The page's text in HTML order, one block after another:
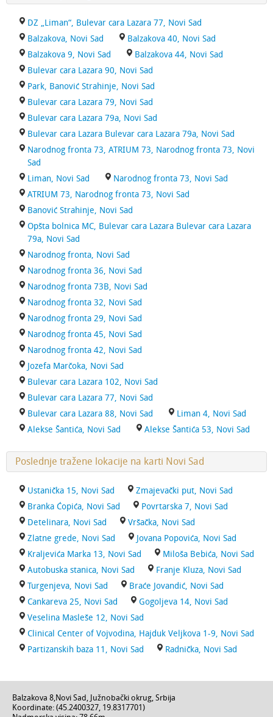
DZ „Liman“, Bulevar cara Lazara 77, Novi Sad
Balzakova, Novi Sad
Balzakova 40, Novi Sad
Balzakova 9, Novi Sad
Balzakova 44, Novi Sad
Bulevar cara Lazara 90, Novi Sad
Park, Banović Strahinje, Novi Sad
Bulevar cara Lazara 79, Novi Sad
Bulevar cara Lazara 79a, Novi Sad
Bulevar cara Lazara Bulevar cara Lazara 79a, Novi Sad
Narodnog fronta 73, ATRIUM 73, Narodnog fronta 73, Novi
Sad
Liman, Novi Sad
Narodnog fronta 73, Novi Sad
ATRIUM 73, Narodnog fronta 73, Novi Sad
Banović Strahinje, Novi Sad
Opšta bolnica MC, Bulevar cara Lazara Bulevar cara Lazara
79a, Novi Sad
Narodnog fronta, Novi Sad
Narodnog fronta 36, Novi Sad
Narodnog fronta 73B, Novi Sad
Narodnog fronta 32, Novi Sad
Narodnog fronta 29, Novi Sad
Narodnog fronta 45, Novi Sad
Narodnog fronta 42, Novi Sad
Jozefa Marčoka, Novi Sad
Bulevar cara Lazara 102, Novi Sad
Bulevar cara Lazara 77, Novi Sad
Bulevar cara Lazara 88, Novi Sad
Liman 4, Novi Sad
Alekse Šantića, Novi Sad
Alekse Šantića 53, Novi Sad
Poslednje tražene lokacije na karti Novi Sad
Ustanička 15, Novi Sad
Zmajevački put, Novi Sad
Branka Ćopića, Novi Sad
Povrtarska 7, Novi Sad
Detelinara, Novi Sad
Vršačka, Novi Sad
Zlatne grede, Novi Sad
Jovana Popovića, Novi Sad
Kraljevića Marka 13, Novi Sad
Miloša Bebića, Novi Sad
Autobuska stanica, Novi Sad
Franje Kluza, Novi Sad
Turgenjeva, Novi Sad
Braće Jovandić, Novi Sad
Cankareva 25, Novi Sad
Gogoljeva 14, Novi Sad
Veselina Masleše 12, Novi Sad
Clinical Center of Vojvodina, Hajduk Veljkova 1-9, Novi Sad
Partizanskih baza 11, Novi Sad
Radnička, Novi Sad
Balzakova 8,Novi Sad, Južnobački okrug, Srbija
Koordinate: (45.2400327, 19.8317701 )